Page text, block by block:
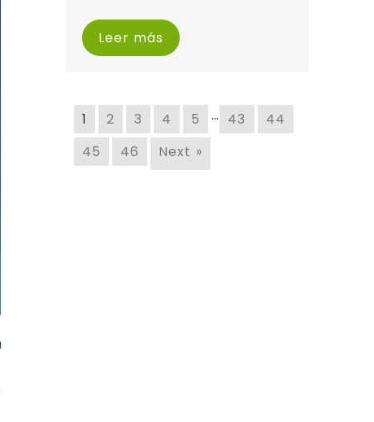
Leer más
1 2 3 4 5 … 43
44
45
46 Next »